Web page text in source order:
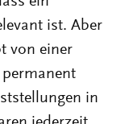
ist. Aber
von einer
permanent
in